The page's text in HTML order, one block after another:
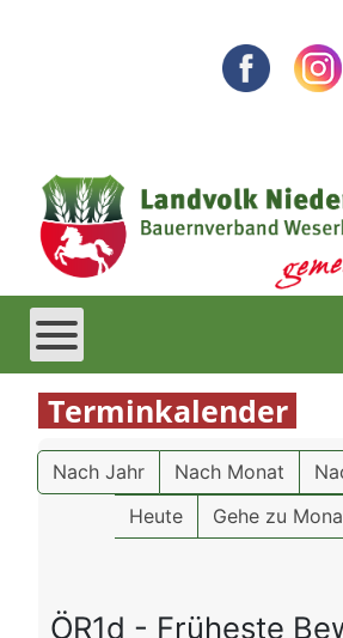
Terminkalender
Nach Jahr Nach Monat
Heute
Gehe zu
ÖR1d - Früheste